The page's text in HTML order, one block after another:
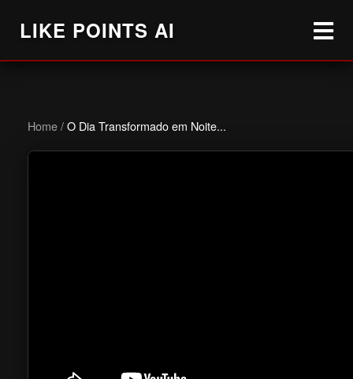
LIKE POINTS AI
Home/O Dia Transformado em Noite...